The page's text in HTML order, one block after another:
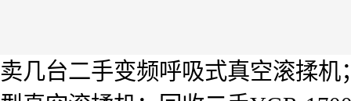
卖几台二手变频呼吸式真空滚揉机